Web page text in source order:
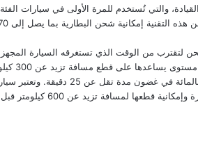
لمنظومة القيادة، والتي تُستخدم للمرة الأولى في سيارات
لتقترب من الوقت الذي تستغرقه السيارة
للتزود بالوقود.
التجريبية مثالية للرحلات الطويلة بفضل أوقات